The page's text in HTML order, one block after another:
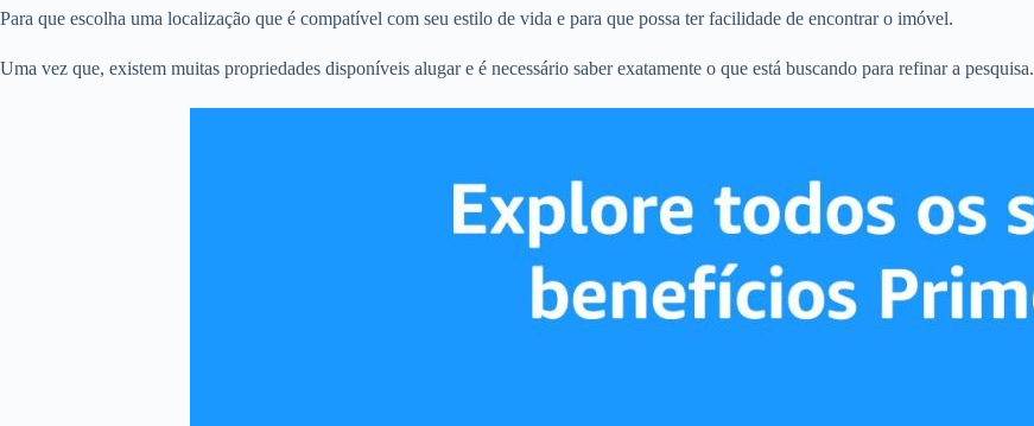
Para que escolha uma localização que é compatível com seu estilo de vida e para que possa ter facilidade de encontrar o imóvel.
Uma vez que, existem muitas propriedades disponíveis alugar e é necessário saber exatamente o que está buscando para refinar a pesquisa.